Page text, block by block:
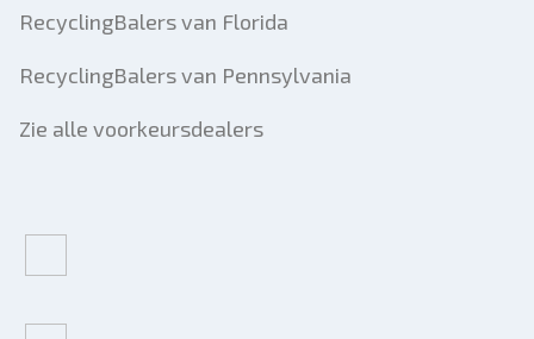
RecyclingBalers van Florida
RecyclingBalers van Pennsylvania
Zie alle voorkeursdealers